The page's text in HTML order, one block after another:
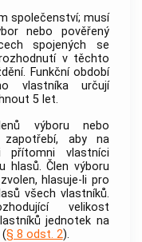
společenství; musí
nebo pověřený
spojených se
v těchto
Funkční období
vlastníka určují
5 let.
výboru nebo
zapotřebí, aby na
přítomni vlastníci
hlasů. Člen výboru
hlasuje-li pro
všech vlastníků.
velikost
jednotek na
(§ 8 odst. 2).